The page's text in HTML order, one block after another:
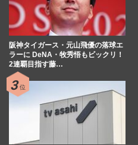
阪神タイガース・元山飛優の落球エ
ラーに DeNA・牧秀悟もビックリ！
2連覇目指す藤…